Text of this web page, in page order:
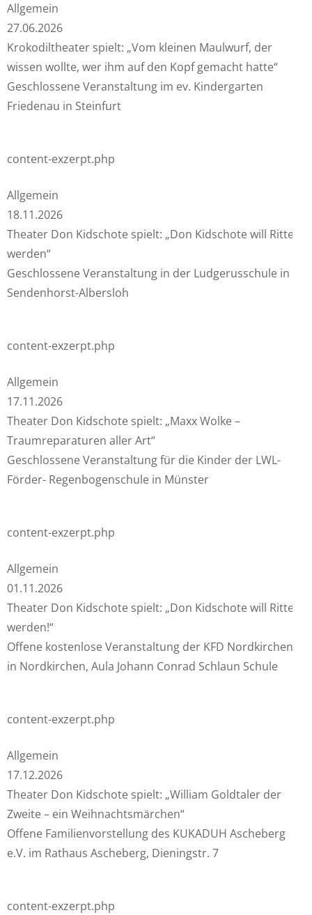
Allgemein
27.06.2026
Krokodiltheater spielt: „Vom kleinen Maulwurf, der
wissen wollte, wer ihm auf den Kopf gemacht hatte“
Geschlossene Veranstaltung im ev. Kindergarten
Friedenau in Steinfurt
content-exzerpt.php
Allgemein
18.11.2026
Theater Don Kidschote spielt: „Don Kidschote will Ritter
werden“
Geschlossene Veranstaltung in der Ludgerusschule in
Sendenhorst-Albersloh
content-exzerpt.php
Allgemein
17.11.2026
Theater Don Kidschote spielt: „Maxx Wolke –
Traumreparaturen aller Art“
Geschlossene Veranstaltung für die Kinder der LWL-
Förder- Regenbogenschule in Münster
content-exzerpt.php
Allgemein
01.11.2026
Theater Don Kidschote spielt: „Don Kidschote will Ritter
werden!“
Offene kostenlose Veranstaltung der KFD Nordkirchen
in Nordkirchen, Aula Johann Conrad Schlaun Schule
content-exzerpt.php
Allgemein
17.12.2026
Theater Don Kidschote spielt: „William Goldtaler der
Zweite – ein Weihnachtsmärchen“
Offene Familienvorstellung des KUKADUH Ascheberg
e.V. im Rathaus Ascheberg, Dieningstr. 7
content-exzerpt.php